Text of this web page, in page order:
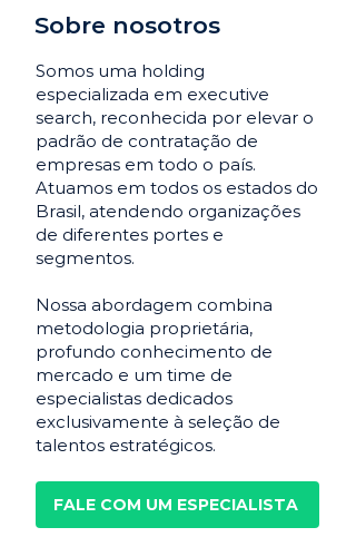
Sobre nosotros
Somos uma holding
especializada em executive
search, reconhecida por elevar o
padrão de contratação de
empresas em todo o país.
Atuamos em todos os estados do
Brasil, atendendo organizações
de diferentes portes e
segmentos.
Nossa abordagem combina
metodologia proprietária,
profundo conhecimento de
mercado e um time de
especialistas dedicados
exclusivamente à seleção de
talentos estratégicos.
FALE COM UM ESPECIALISTA